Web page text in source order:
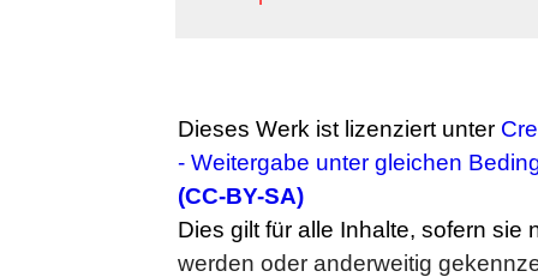
Dieses Werk ist lizenziert unter
- Weitergabe unter gleichen
(CC-BY-SA)
Dies gilt für alle Inhalte, sofern sie
werden oder anderweitig